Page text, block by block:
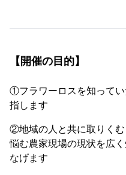
【開催の目的】
①フラワーロスを知ってい
指します
②地域の人と共に取りく
悩む農家現場の現状を広
なげます